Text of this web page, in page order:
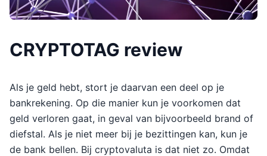
CRYPTOTAG review
Als je geld hebt, stort je daarvan een deel op je
bankrekening. Op die manier kun je voorkomen dat
geld verloren gaat, in geval van bijvoorbeeld brand of
diefstal. Als je niet meer bij je bezittingen kan, kun je
de bank bellen. Bij cryptovaluta is dat niet zo. Omdat